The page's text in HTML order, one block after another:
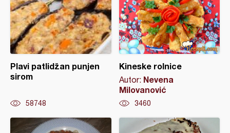
Plavi patlidžan punjen
sirom
58748
Kineske rolnice
Autor: Nevena
Milovanović
3460